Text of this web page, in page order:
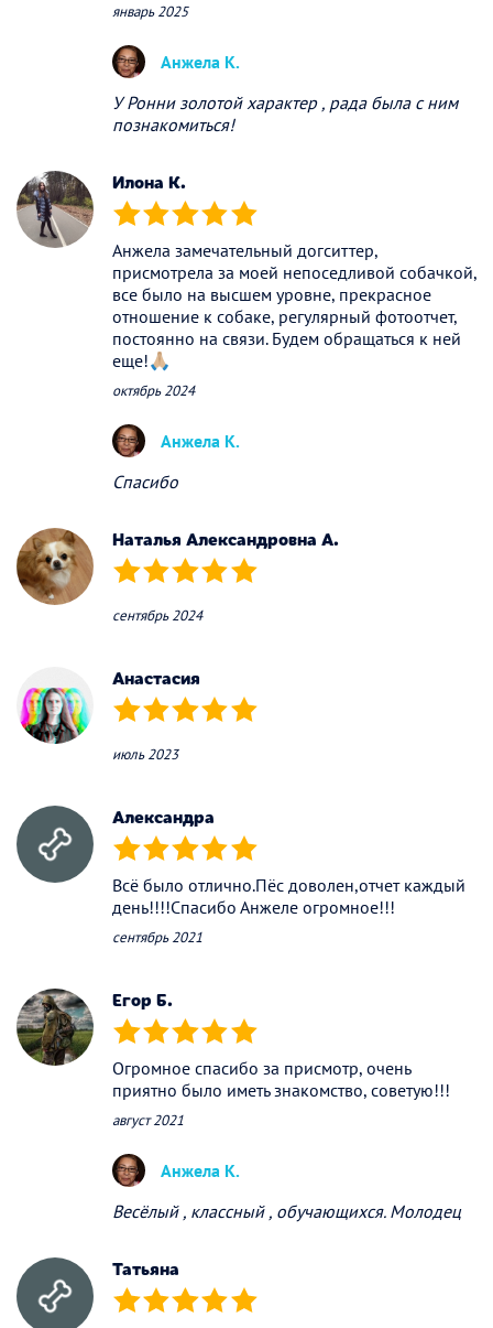
январь 2025
Анжела К.
У Ронни золотой характер , рада была с ним
познакомиться!
Илона К.
(*) (*) (*) (*) (*)
Анжела замечательный догситтер,
присмотрела за моей непоседливой собачкой,
все было на высшем уровне, прекрасное
отношение к собаке, регулярный фотоотчет,
постоянно на связи. Будем обращаться к ней
еще!🙏🏼
октябрь 2024
Анжела К.
Спасибо
Наталья Александровна А.
(*) (*) (*) (*) (*)
сентябрь 2024
Анастасия
(*) (*) (*) (*) (*)
июль 2023
Александра
(*) (*) (*) (*) (*)
Всё было отлично.Пёс доволен,отчет каждый
день!!!!Спасибо Анжеле огромное!!!
сентябрь 2021
Егор Б.
(*) (*) (*) (*) (*)
Огромное спасибо за присмотр, очень
приятно было иметь знакомство, советую!!!
август 2021
Анжела К.
Весёлый , классный , обучающихся. Молодец
Татьяна
(*) (*) (*) (*) (*)